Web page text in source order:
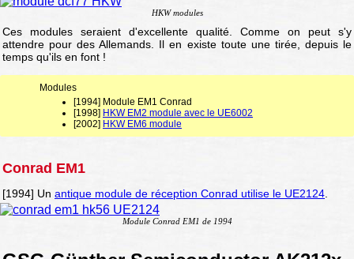
HKW modules
Ces modules seraient d'excellente qualité. Comme on peut s'y
attendre pour des Allemands. Il en existe toute une tirée, depuis le
temps qu'ils en font !
Modules
[1994] Module EM1 Conrad
[1998] HKW EM2 module avec le UE6002
[2002] HKW EM6 module
Conrad EM1
[1994] Un antique module de réception Conrad utilise le UE2124
Module Conrad EM1 de 1994